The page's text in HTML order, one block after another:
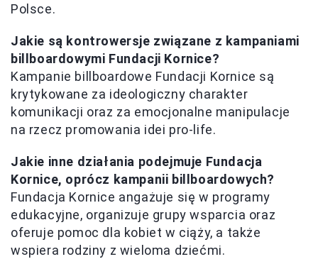
Polsce.
Jakie są kontrowersje związane z kampaniami
billboardowymi Fundacji Kornice?
Kampanie billboardowe Fundacji Kornice są
krytykowane za ideologiczny charakter
komunikacji oraz za emocjonalne manipulacje
na rzecz promowania idei pro-life.
Jakie inne działania podejmuje Fundacja
Kornice, oprócz kampanii billboardowych?
Fundacja Kornice angażuje się w programy
edukacyjne, organizuje grupy wsparcia oraz
oferuje pomoc dla kobiet w ciąży, a także
wspiera rodziny z wieloma dziećmi.